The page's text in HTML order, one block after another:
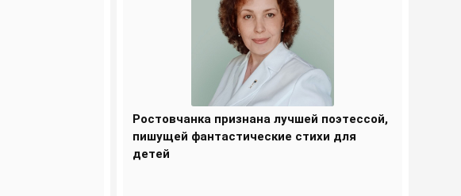
Ростовчанка признана лучшей поэтессой,
пишущей фантастические стихи для
детей